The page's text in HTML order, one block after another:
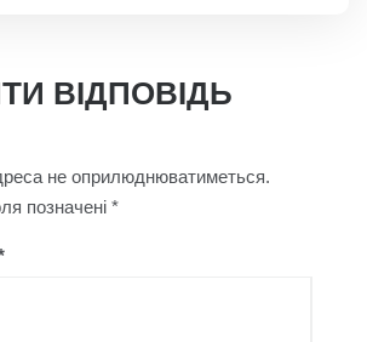
ВІДПОВІДЬ
не оприлюднюватиметься.
позначені *